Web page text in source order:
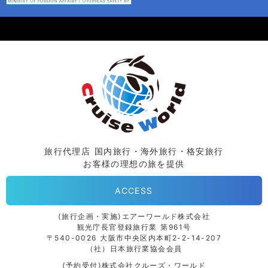
旅行代理店 国内旅行・海外旅行・格安旅行
お客様の理想の旅を提供
ACCESS
⟨旅行企画・実施⟩エアーワールド株式会社
観光庁長官登録旅行業 第961号
〒540-0026 大阪市中央区内本町2-2-14-207
（社）日本旅行業協会会員
⟨予約受付⟩株式会社クルーズ・ワールド